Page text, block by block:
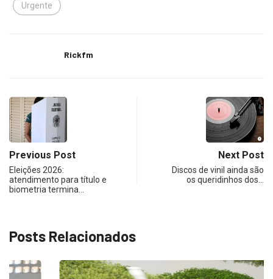
Urgente
Rickfm
Previous Post
Eleições 2026:
atendimento para título e
biometria termina…
Next Post
Discos de vinil ainda são
os queridinhos dos…
Posts Relacionados